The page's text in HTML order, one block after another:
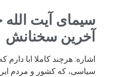
سیمای آیت الله
آخرین سخنانش
اشاره: هرچند کاملا ابا
سیاسی، که کشور و مردم